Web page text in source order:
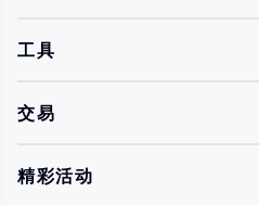
工具
交易
精彩活动